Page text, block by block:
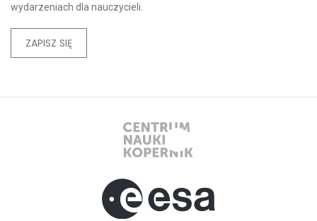
wydarzeniach dla nauczycieli.
ZAPISZ SIĘ